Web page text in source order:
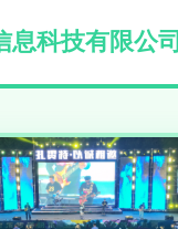
息科技有限公司